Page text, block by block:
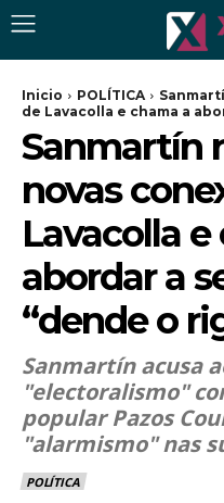
Inicio POLÍTICA
de Lavacolla e chama a
Sanmartín
novas
Lavacolla
abordar a
“dende o
Sanmartín acusa
"electoralismo"
popular Pazos
"alarmismo" nas
POLÍTICA